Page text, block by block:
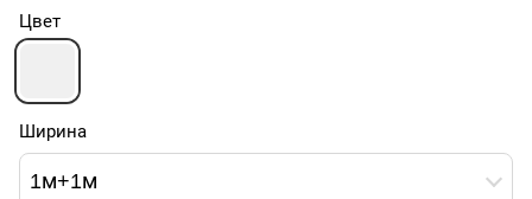
Цвет
Ширина
1м+1м